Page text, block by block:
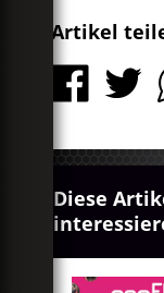
Artikel
Diese